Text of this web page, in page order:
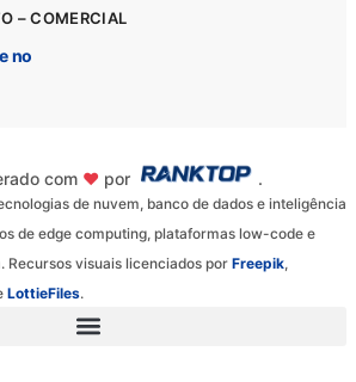
– COMERCIAL
no
com ♥ por .
de nuvem, banco de dados e inteligência
de edge computing, plataformas low-code e
Recursos visuais licenciados por Freepik
LottieFiles.